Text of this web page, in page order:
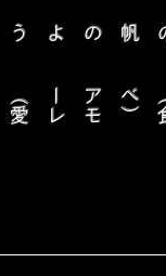
）
ア
モ
ー
レ
（
愛
す